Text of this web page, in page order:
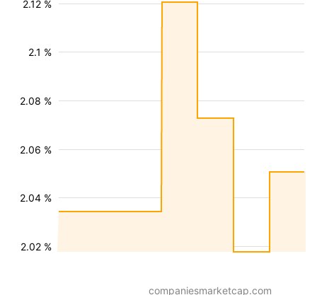
2.02 %
2.04 %
2.06 %
2.08 %
2.1 %
2.12 %
companiesmarketcap.com